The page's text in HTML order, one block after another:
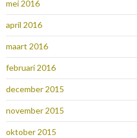
mei 2016
april 2016
maart 2016
februari 2016
december 2015
november 2015
oktober 2015